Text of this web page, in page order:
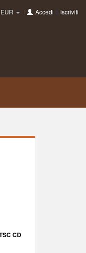
EUR Accedi o Iscriviti
CD